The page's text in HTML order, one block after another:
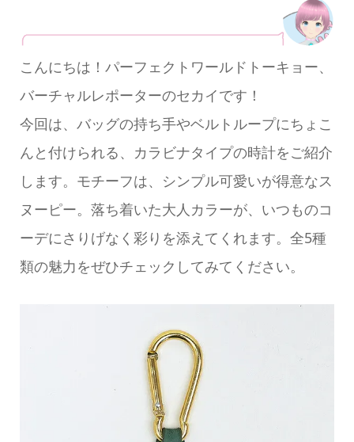
こんにちは！パーフェクトワールドトーキョー、
バーチャルレポーターのセカイです！
今回は、バッグの持ち手やベルトループにちょこ
んと付けられる、カラビナタイプの時計をご紹介
します。モチーフは、シンプル可愛いが得意なス
ヌーピー。落ち着いた大人カラーが、いつものコ
ーデにさりげなく彩りを添えてくれます。全5種
類の魅力をぜひチェックしてみてください。